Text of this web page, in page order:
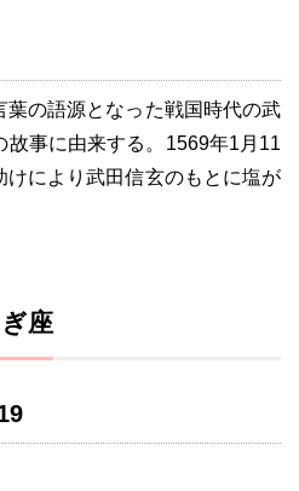
葉の語源となった戦国時代の武
故事に由来する。1569年1月11
けにより武田信玄のもとに塩が
座